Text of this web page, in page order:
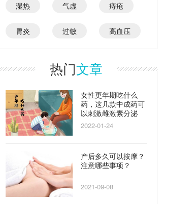
湿热 气虚 痔疮
胃炎 过敏 高血压
热门文章
女性更年期吃什么
药，这几款中成药可
以刺激雌激素分泌
2022-01-24
产后多久可以按摩？
注意哪些事项？
2021-09-08